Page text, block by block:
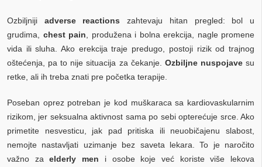
Ozbiljniji adverse reactions zahtevaju hitan pregled: bol u
grudima, chest pain , produžena i bolna erekcija, nagle promene
vida ili sluha. Ako erekcija traje predugo, postoji rizik od trajnog
oštećenja, pa to nije situacija za čekanje. Ozbiljne nuspojavesu
retke, ali ih treba znati pre početka terapije.
Poseban oprez potreban je kod muškaraca sa kardiovaskularnim
rizikom, jer seksualna aktivnost sama po sebi opterećuje srce. Ako
primetite nesvesticu, jak pad pritiska ili neuobičajenu slabost,
nemojte nastavljati uzimanje bez saveta lekara. To je naročito
važno zaelderly men i osobe koje već koriste više lekova